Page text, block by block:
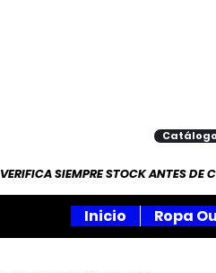
Catálogo
VERIFICA SIEMPRE STOCK ANTES DE
Inicio Ropa